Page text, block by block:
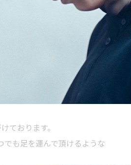
ております。
も足を運んで頂けるような